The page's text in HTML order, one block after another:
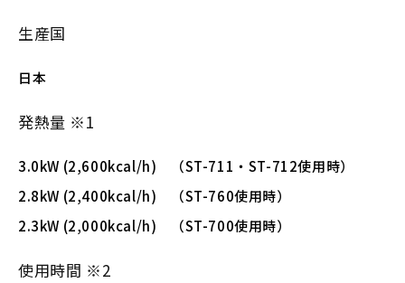
生産国
日本
発熱量 ※1
3.0kW (2,600kcal/h) （ST-711・ST-712使用時）
2.8kW (2,400kcal/h) （ST-760使用時）
2.3kW (2,000kcal/h) （ST-700使用時）
使用時間 ※2